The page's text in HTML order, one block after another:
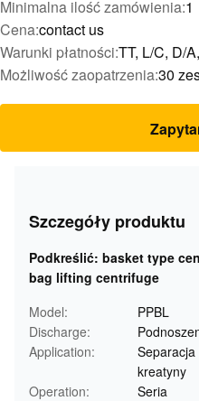
Minimalna ilość zamówienia:1
Cena:contact us
Warunki płatności:TT, L/C, D/
Możliwość zaopatrzenia:30
Szczegóły produktu
Podkreślić: basket type
bag lifting centrifuge
Model:
PPBL
Discharge:
Application:
Separacja
kreatyny
Operation:
Seria